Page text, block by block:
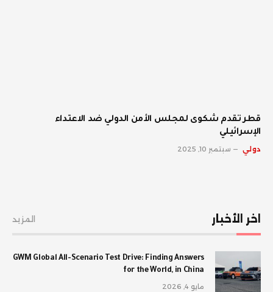
قطر تقدم شكوى لمجلس الأمن الدولي ضد الاعتداء
الإسرائيلي
دولي سبتمبر 10, 2025
اخر الأخبار المزيد
GWM Global All-Scenario Test Drive: Finding Answers
for the World, in China
مايو 4, 2026